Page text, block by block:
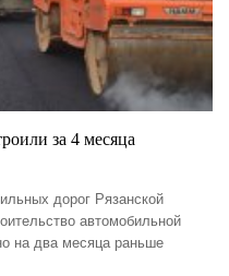
за 4 месяца
дорог Рязанской
автомобильной
на два месяца раньше